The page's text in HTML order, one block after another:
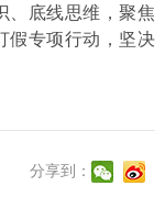
、底线思维，聚焦
假专项行动，坚决
分享到：